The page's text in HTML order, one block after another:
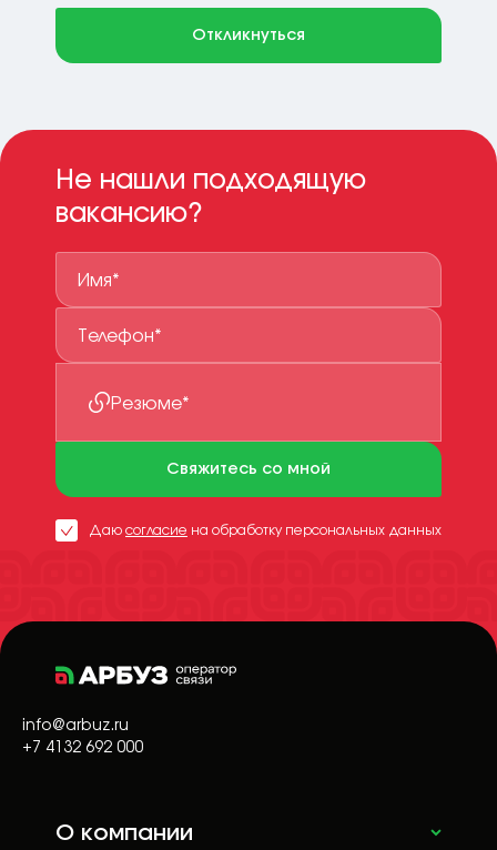
Откликнуться
Не нашли подходящую
вакансию?
Резюме*
Свяжитесь со мной
Даю согласие на обработку персональных данных
О компании
info@arbuz.ru
+7 4132 692 000